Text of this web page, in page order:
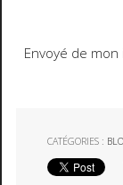
Envoyé de mon
CATÉGORIES :